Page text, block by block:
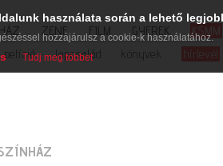
ZENE FILM GYEREK KSMM
petíció lapcsalád könyvek hírlevél
használata során a lehető
hozzájárulsz a cookie-k használatához.
Tudj meg többet